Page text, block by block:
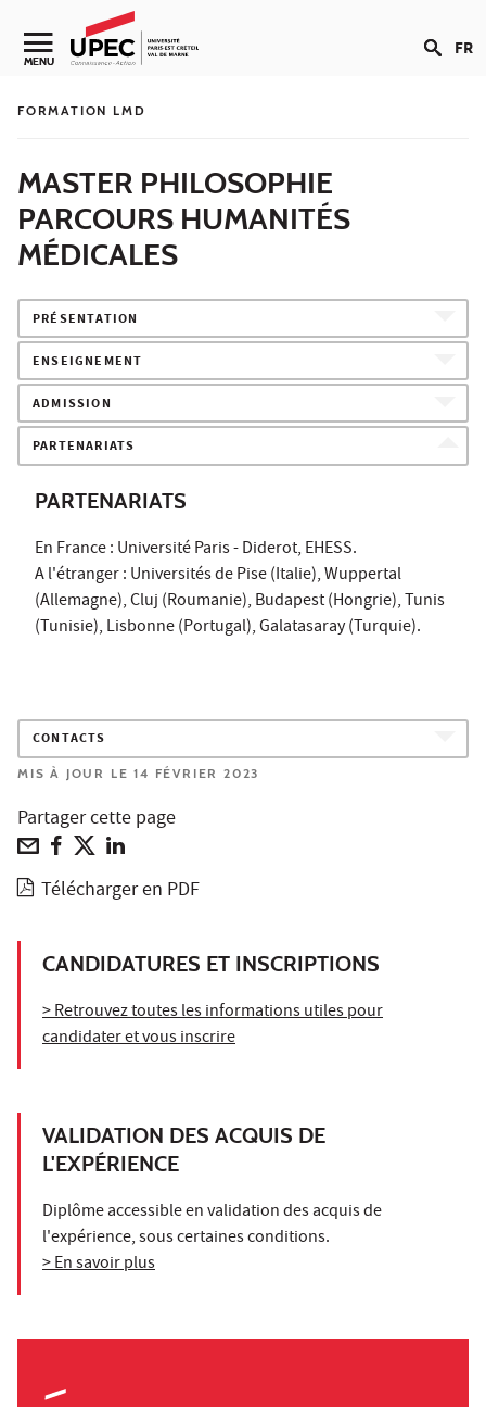
Aller au contenu
Navigation secondaire
MENU FR
FORMATION LMD
MASTER PHILOSOPHIE
PARCOURS HUMANITÉS
MÉDICALES
PRÉSENTATION
ENSEIGNEMENT
ADMISSION
PARTENARIATS
PARTENARIATS
En France : Université Paris - Diderot, EHESS.
A l'étranger : Universités de Pise (Italie), Wuppertal
(Allemagne), Cluj (Roumanie), Budapest (Hongrie), Tunis
(Tunisie), Lisbonne (Portugal), Galatasaray (Turquie).
CONTACTS
MIS À JOUR LE 14 FÉVRIER 2023
Partager cette page
Télécharger en PDF
CANDIDATURES ET INSCRIPTIONS
> Retrouvez toutes les informations utiles pour
candidater et vous inscrire
VALIDATION DES ACQUIS DE
L'EXPÉRIENCE
Diplôme accessible en validation des acquis de
l'expérience, sous certaines conditions.
> En savoir plus